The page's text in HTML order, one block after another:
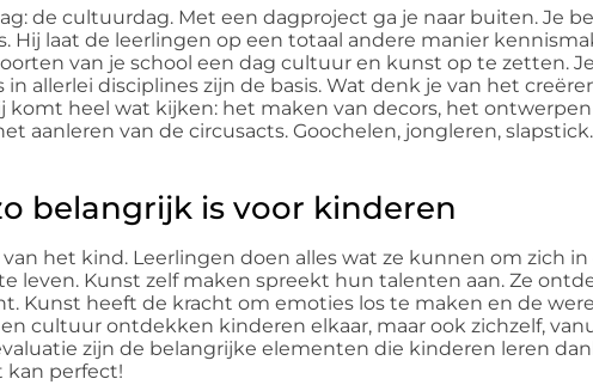
de cultuurdag. Met een dagproject ga je naar buiten. Je
Hij laat de leerlingen op een totaal andere manier
van je school een dag cultuur en kunst op te zetten.
allerlei disciplines zijn de basis. Wat denk je van het
heel wat kijken: het maken van decors, het
aanleren van de circusacts. Goochelen, jongleren,
belangrijk is voor kinderen
het kind. Leerlingen doen alles wat ze kunnen om zich in
leven. Kunst zelf maken spreekt hun talenten aan. Ze
Kunst heeft de kracht om emoties los te maken en de
cultuur ontdekken kinderen elkaar, maar ook zichzelf,
zijn de belangrijke elementen die kinderen leren
kan perfect!